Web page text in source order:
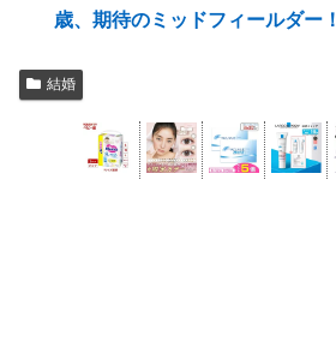
歳、期待のミッドフィールダー！
結婚